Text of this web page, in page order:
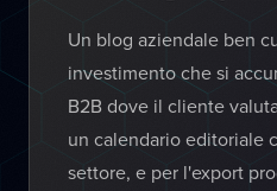
Un blog aziendale ben
investimento che si
B2B dove il cliente
un calendario editoriale
settore, e per l'export